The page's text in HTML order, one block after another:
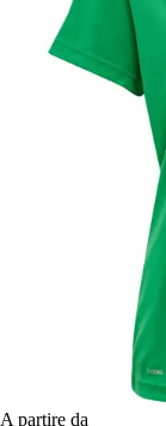
A partire da